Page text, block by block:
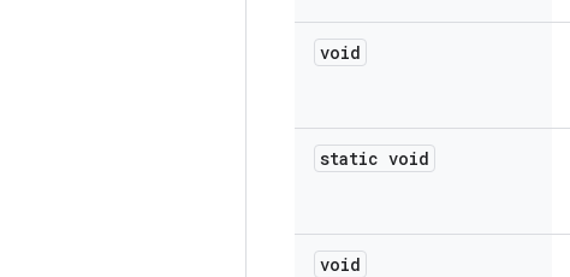
void
static void
void